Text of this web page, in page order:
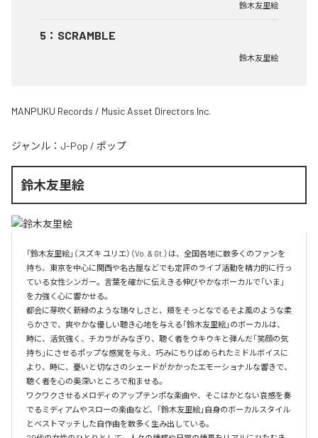
鈴木友里絵
5 ： SCRAMBLE
鈴木友里絵
MANPUKU Records / Music Asset Directors Inc.
ジャンル： J-Pop / ポップ
鈴木友里絵
「鈴木友里絵」（スズキ ユリエ）（Vo. & Gt.）は、全国各地に数多くのファンを
持ち、東京を中心に関西や名古屋などでも定評のライブ活動を精力的に行っ
ている女性シンガー。言葉を確かに伝えきる伸びやかなボーカルで「いま」
を力強く心に響かせる。
都会に芽吹く新緑のような瑞々しさと、頬をそっとなでるそよ風のような柔
らかさで、爽やかな優しい聴き心地を与える「鈴木友里絵」のボーカルは、
時に、活気強く、チカラがみなぎり、聴く者をウキウキと弾んだ「笑顔の気
持ち」にさせるポップな感覚を与え、巧みにちりばめられたミドルボイスに
より、時に、憂いと切なさのシェードがかかったエモーショナルな響きで、
聴く者を心の奥深いところで和ませる。
ワクワクさせるメロディのアップテンポな楽曲や、そこはかとない哀感を奏
でるミディアムやスローの楽曲など、「鈴木友里絵」自身のボーカルスタイル
とベストマッチした自作曲を数多く生み出している。